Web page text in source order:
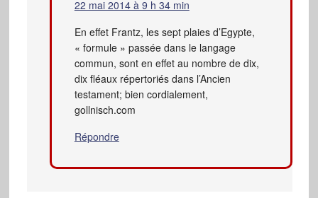
22 mai 2014 à 9 h 34 min
En effet Frantz, les sept plaies d’Egypte,
« formule » passée dans le langage
commun, sont en effet au nombre de dix,
dix fléaux répertoriés dans l’Ancien
testament; bien cordialement,
gollnisch.com
Répondre